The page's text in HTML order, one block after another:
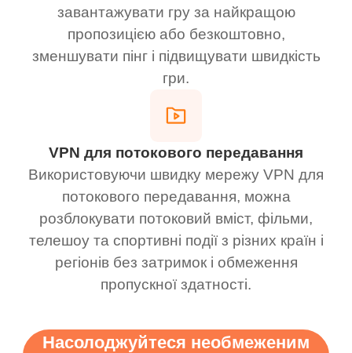
завантажувати гру за найкращою
пропозицією або безкоштовно,
зменшувати пінг і підвищувати швидкість
гри.
VPN для потокового передавання
Використовуючи швидку мережу VPN для
потокового передавання, можна
розблокувати потоковий вміст, фільми,
телешоу та спортивні події з різних країн і
регіонів без затримок і обмеження
пропускної здатності.
Насолоджуйтеся необмеженим